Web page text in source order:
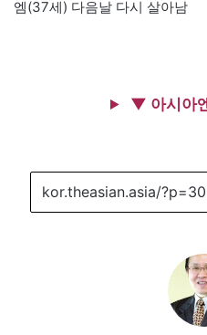
엠(37세) 다음날 다시 살아남
▼ 아시아